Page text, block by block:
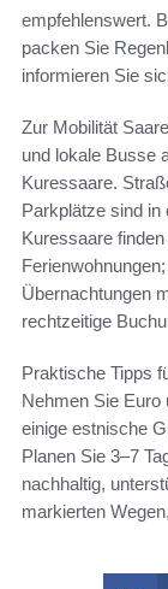
empfehlenswert.
packen Sie
informieren Sie
Zur Mobilität
und lokale Busse
Kuressaare.
Parkplätze sind
Kuressaare
Übernachtungen
rechtzeitige
Praktische Tipps
Nehmen Sie Euro
einige estnische
Planen Sie 3–7
nachhaltig,
markierten